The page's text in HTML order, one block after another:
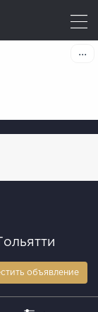
объявление